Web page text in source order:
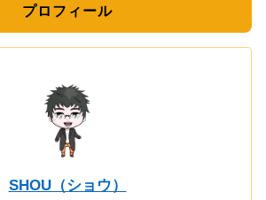
プロフィール
SHOU（ショウ）